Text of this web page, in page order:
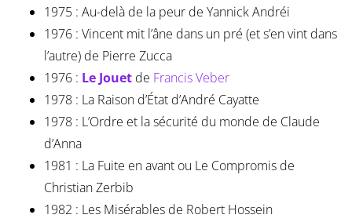
1975 : Au-delà de la peur de Yannick Andréi
1976 : Vincent mit l’âne dans un pré (et s’en vint dans
l’autre) de Pierre Zucca
1976 : Le Jouetde Francis Veber
1978 : La Raison d’État d’André Cayatte
1978 : L’Ordre et la sécurité du monde de Claude
d’Anna
1981 : La Fuite en avant ou Le Compromis de
Christian Zerbib
1982 : Les Misérables de Robert Hossein